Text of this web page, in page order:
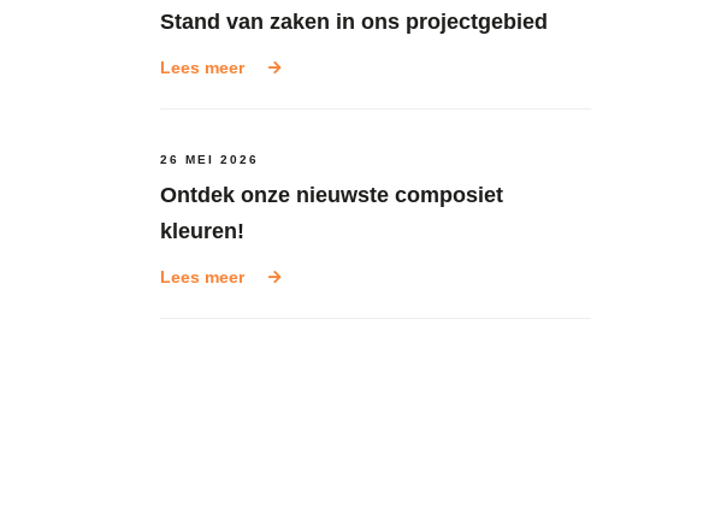
Stand van zaken in ons projectgebied
Lees meer
26 MEI 2026
Ontdek onze nieuwste composiet
kleuren!
Lees meer